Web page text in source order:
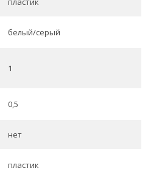
белый/серый
1
0,5
нет
пластик